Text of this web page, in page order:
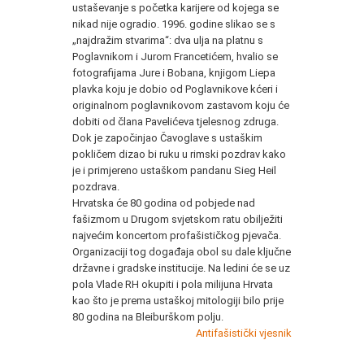
ustaševanje s početka karijere od kojega se
nikad nije ogradio. 1996. godine slikao se s
„najdražim stvarima“: dva ulja na platnu s
Poglavnikom i Jurom Francetićem, hvalio se
fotografijama Jure i Bobana, knjigom Liepa
plavka koju je dobio od Poglavnikove kćeri i
originalnom poglavnikovom zastavom koju će
dobiti od člana Pavelićeva tjelesnog zdruga.
Dok je započinjao Čavoglave s ustaškim
pokličem dizao bi ruku u rimski pozdrav kako
je i primjereno ustaškom pandanu Sieg Heil
pozdrava.
Hrvatska će 80 godina od pobjede nad
fašizmom u Drugom svjetskom ratu obilježiti
najvećim koncertom profašističkog pjevača.
Organizaciji tog događaja obol su dale ključne
državne i gradske institucije. Na ledini će se uz
pola Vlade RH okupiti i pola milijuna Hrvata
kao što je prema ustaškoj mitologiji bilo prije
80 godina na Bleiburškom polju.
Antifašistički vjesnik